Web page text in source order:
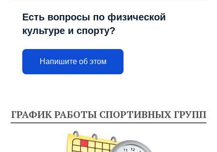
Есть вопросы по физической
культуре и спорту?
Напишите об этом
ГРАФИК РАБОТЫ СПОРТИВНЫХ ГРУПП